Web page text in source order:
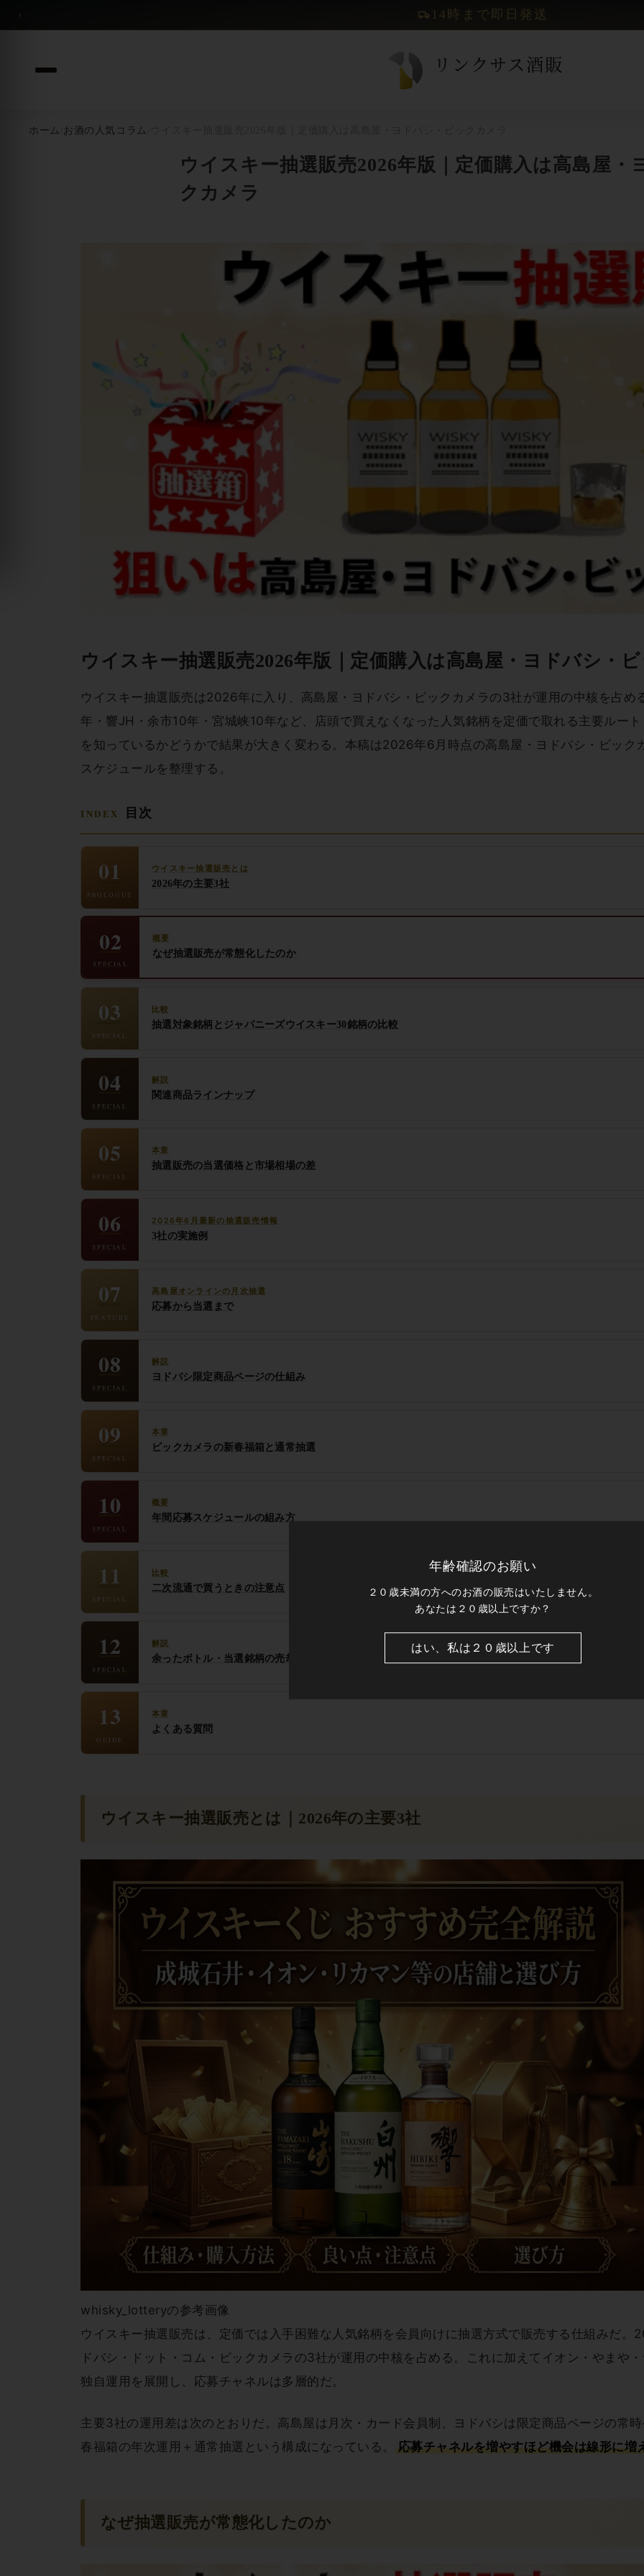
‹ 14時まで即日発送
ホーム お酒の人気コラム
ウイスキー抽選販売2026年版｜定価購入は高島屋・
クカメラ
ウイスキー抽選販売2026年版｜定価購入は高島屋・ヨドバシ・
ウイスキー抽選販売は2026年に入り、高島屋・ヨドバシ・ビックカメラの3社が運用の中核を占め
年・響JH・余市10年・宮城峡10年など、店頭で買えなくなった人気銘柄を定価で取れる主要ルー
を知っているかどうかで結果が大きく変わる。本稿は2026年6月時点の高島屋・ヨドバシ・ビック
スケジュールを整理する。
目次
01
PROLOGUE
ウイスキー抽選販売とは
2026年の主要3社
02
SPECIAL
概要
なぜ抽選販売が常態化したのか
03
SPECIAL
比較
抽選対象銘柄とジャパニーズウイスキー30銘柄の比較
04
SPECIAL
解説
関連商品ラインナップ
05
SPECIAL
本章
抽選販売の当選価格と市場相場の差
06
SPECIAL
2026年6月最新の抽選販売情報
3社の実施例
07
FEATURE
高島屋オンラインの月次抽選
応募から当選まで
08
SPECIAL
解説
ヨドバシ限定商品ページの仕組み
09
SPECIAL
本章
ビックカメラの新春福箱と通常抽選
10
SPECIAL
概要
年間応募スケジュールの組み方
11
SPECIAL
比較
二次流通で買うときの注意点
12
SPECIAL
解説
余ったボトル・当選銘柄の売却はリンクサスへ
13
GUIDE
本章
よくある質問
ウイスキー抽選販売とは｜2026年の主要3社
whisky_lotteryの参考画像
ウイスキー抽選販売は、定価では入手困難な人気銘柄を会員向けに抽選方式で販売する仕組みだ
ドバシ・ドット・コム・ビックカメラの3社が運用の中核を占める。これに加えてイオン・やまや
独自運用を展開し、応募チャネルは多層的だ。
主要3社の運用差は次のとおりだ。高島屋は月次・カード会員制、ヨドバシは限定商品ページの常
春福箱の年次運用＋通常抽選という構成になっている。
応募チャネルを増やすほど機会は線形に増
なぜ抽選販売が常態化したのか
年齢確認のお願い
２０歳未満の方へのお酒の販売はいたしません。
あなたは２０歳以上ですか？
はい、私は２０歳以上です